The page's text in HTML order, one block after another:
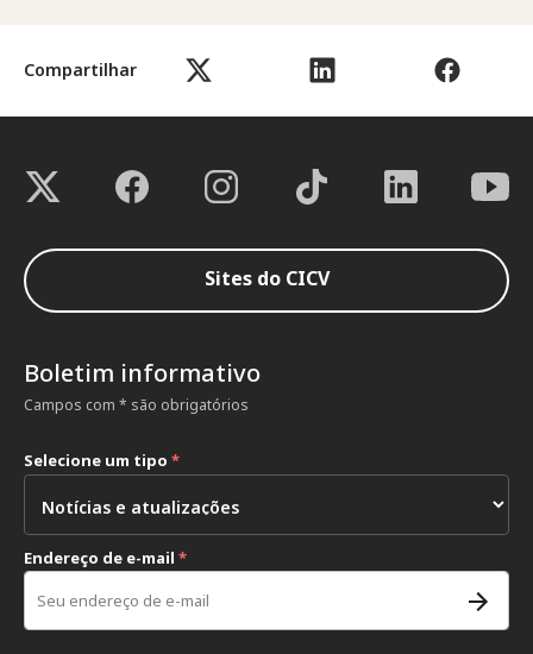
Compartilhar
Sites do CICV
Boletim informativo
Campos com * são obrigatórios
Selecione um tipo *
Endereço de e-mail *